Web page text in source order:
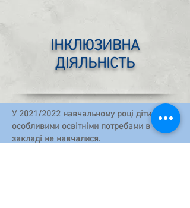
ІНКЛЮЗИВНА
ДІЯЛЬНІСТЬ
У 2021/2022 навчальному році діти з
особливими освітніми потребами в
закладі не навчалися.